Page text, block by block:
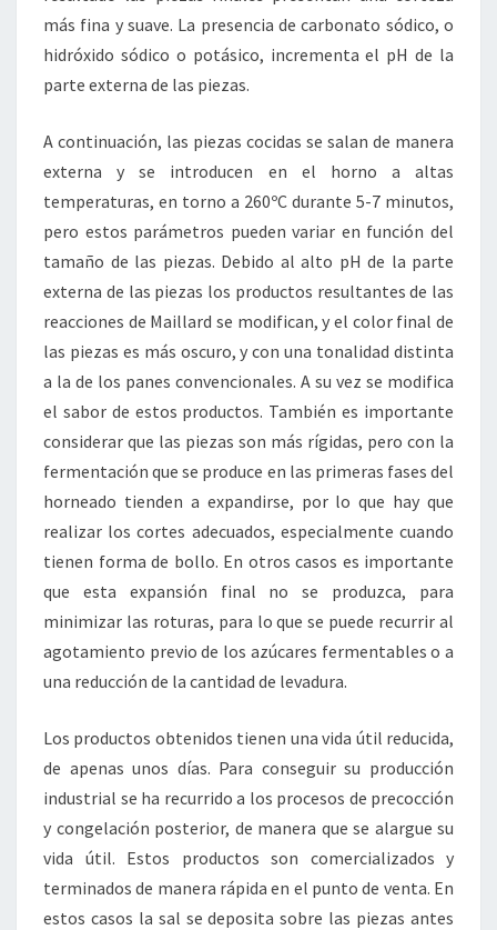
más fina y suave. La presencia de carbonato sódico, o
hidróxido sódico o potásico, incrementa el pH de la
parte externa de las piezas.
A continuación, las piezas cocidas se salan de manera
externa y se introducen en el horno a altas
temperaturas, en torno a 260ºC durante 5-7 minutos,
pero estos parámetros pueden variar en función del
tamaño de las piezas. Debido al alto pH de la parte
externa de las piezas los productos resultantes de las
reacciones de Maillard se modifican, y el color final de
las piezas es más oscuro, y con una tonalidad distinta
a la de los panes convencionales. A su vez se modifica
el sabor de estos productos. También es importante
considerar que las piezas son más rígidas, pero con la
fermentación que se produce en las primeras fases del
horneado tienden a expandirse, por lo que hay que
realizar los cortes adecuados, especialmente cuando
tienen forma de bollo. En otros casos es importante
que esta expansión final no se produzca, para
minimizar las roturas, para lo que se puede recurrir al
agotamiento previo de los azúcares fermentables o a
una reducción de la cantidad de levadura.
Los productos obtenidos tienen una vida útil reducida,
de apenas unos días. Para conseguir su producción
industrial se ha recurrido a los procesos de precocción
y congelación posterior, de manera que se alargue su
vida útil. Estos productos son comercializados y
terminados de manera rápida en el punto de venta. En
estos casos la sal se deposita sobre las piezas antes